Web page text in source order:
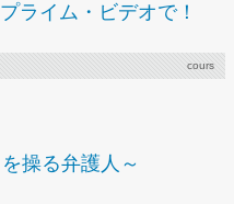
ライム・ビデオで！
cours
操る弁護人～